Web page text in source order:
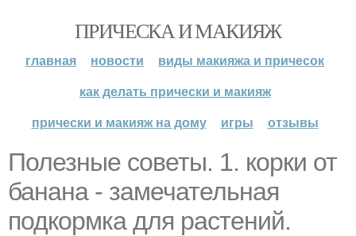
ПРИЧЕСКА И МАКИЯЖ
главная новости
виды макияжа и причесок
как делать прически и макияж
прически и макияж на дому
игры отзывы
Полезные советы. 1. корки от
банана - замечательная
подкормка для растений.